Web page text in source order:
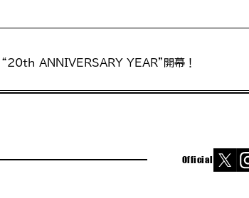
、“20th ANNIVERSARY YEAR”開幕！
Official